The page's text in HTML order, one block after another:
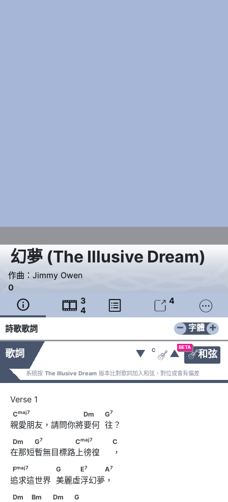
幻夢(The Illusive Dream)
作曲： Jimmy Owen
0
  3
4
  4 
詩歌歌詞 − +
字體
歌詞
BETA
和弦
▼ C
 ▲
系統按 The Illusive Dream 版本比對歌詞加入和弦，對位或會有偏差
Cmaj7 Dm　　            G
Cmaj7 Dm G7
親愛朋友，請問你將要何  往？
Dm　　　G
C maj7
C
Dm G7 Cmaj7 C
在那短暫無目標路上徬徨     ，
Fmaj7 G　　　E
Fmaj7 G E7 A7
追求這世界  美麗虛浮幻夢，
Dm　　            Bm　　            Dm　　            G
Dm Bm Dm G